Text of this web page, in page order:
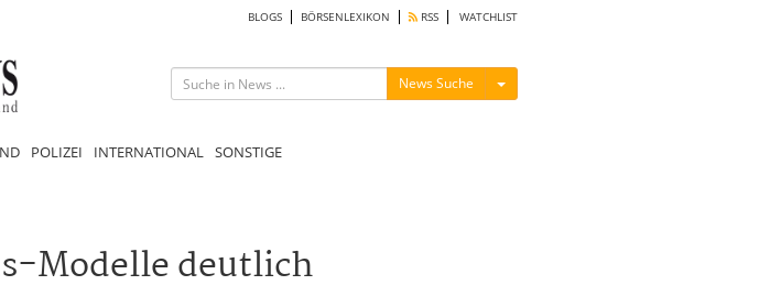
BLOGS BÖRSENLEXIKON RSS WATCHLIST
News Suche Menü ein-/ausblenden
POLIZEI INTERNATIONAL SONSTIGE
Modelle deutlich